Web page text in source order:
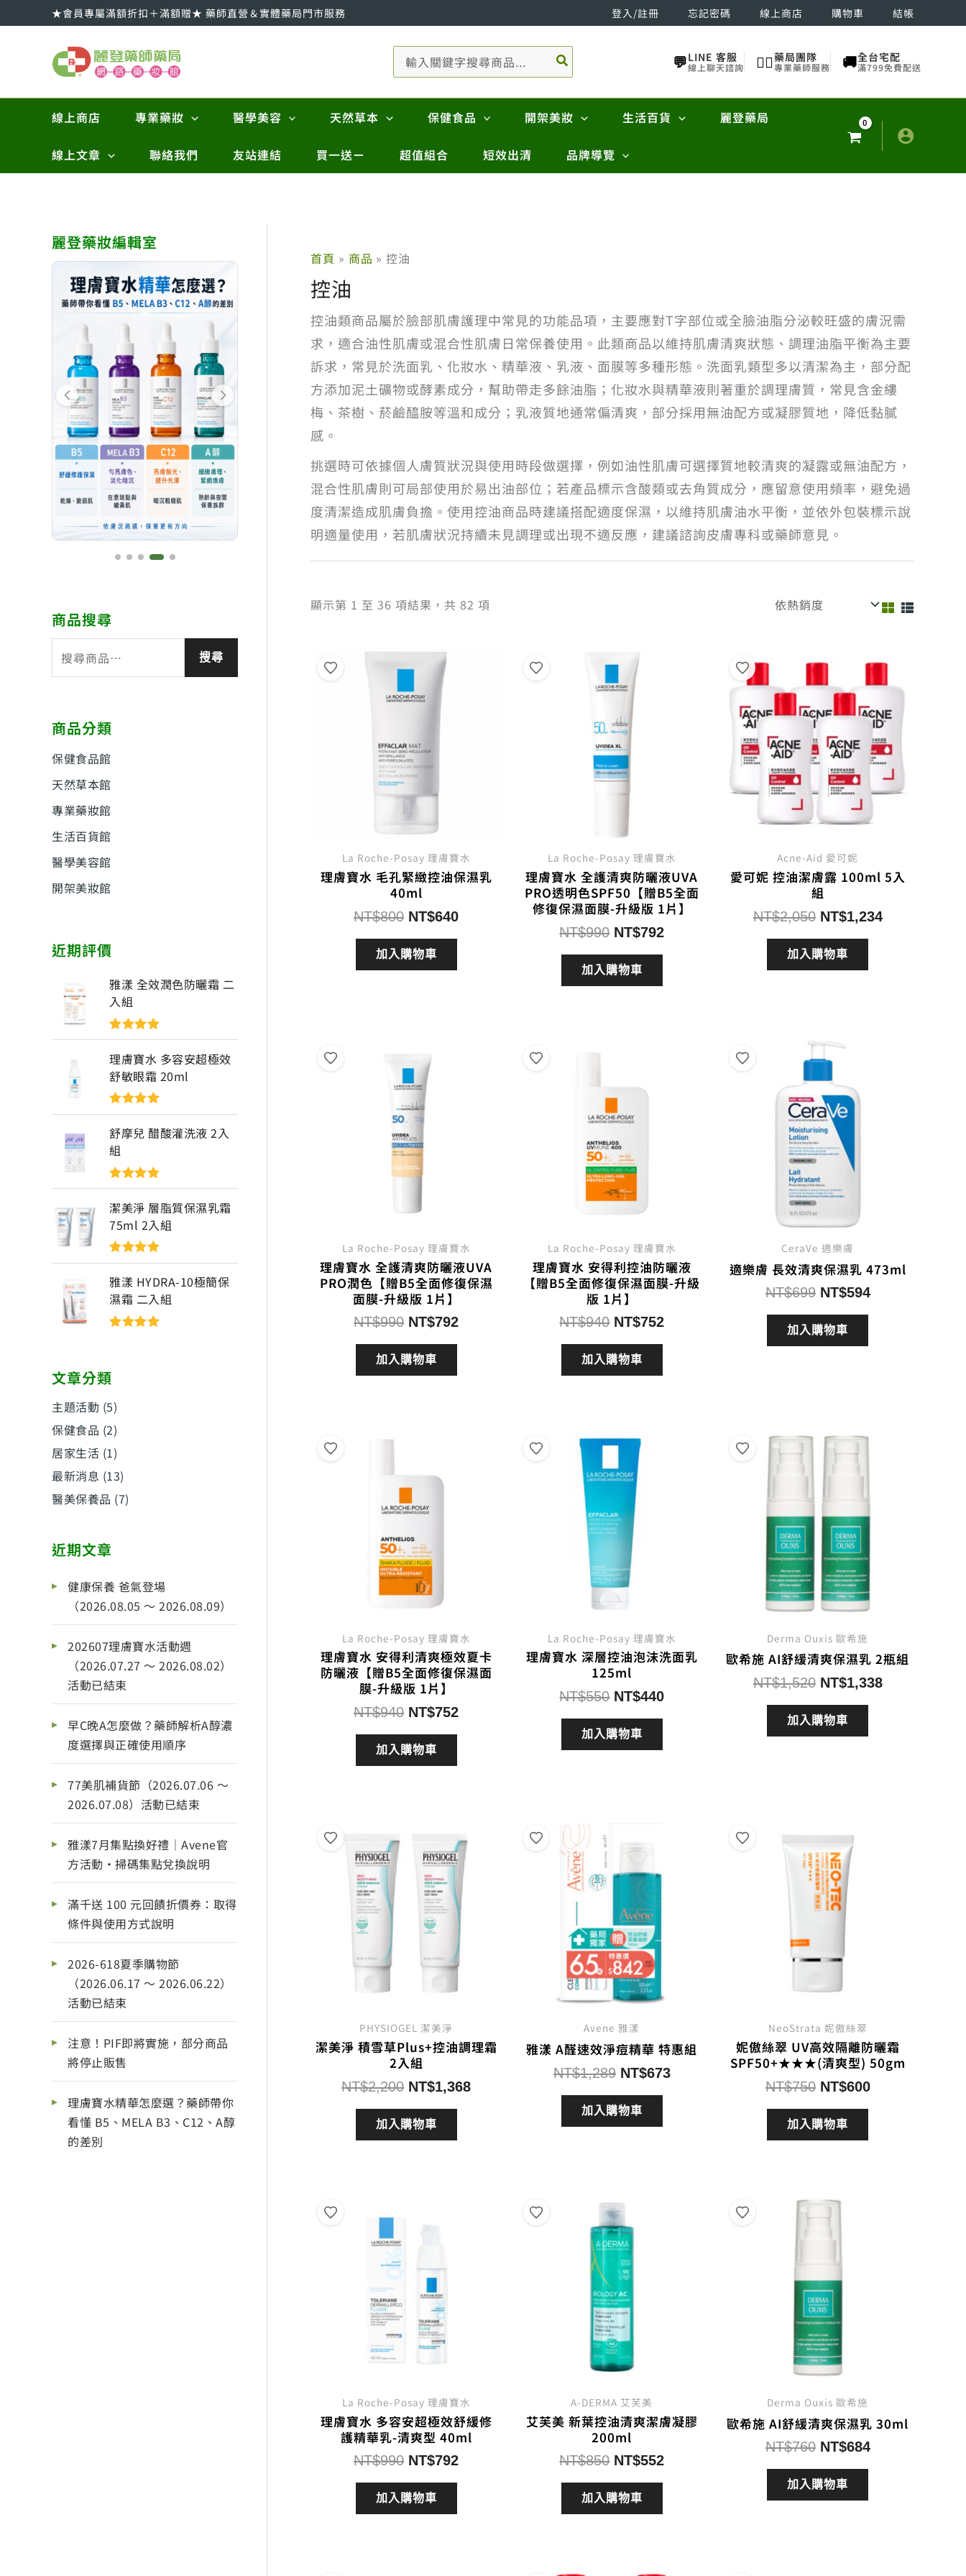
至
★會員專屬滿額折扣＋滿額贈★ 藥師直營＆實體藥局門市服務 登入/註冊 忘記密碼 線上商店 購物車 結帳
尋：
💬LINE 客服
線上聊天諮詢 👨‍⚕️藥局團隊
專業藥師服務 🚚全台宅配
滿799免費配送
線上商店 專業藥妝 醫學美容 天然草本 保健食品 開架美妝 生活百貨 麗登藥局
線上文章 聯絡我們 友站連結 買一送ㄧ 超值組合 短效出清 品牌導覽
麗登藥妝編輯室
商品搜尋
尋
字
搜尋
商品分類
保健食品館
天然草本館
專業藥妝館
生活百貨館
醫學美容館
開架美妝館
近期評價
雅漾 全效潤色防曬霜 二
入組
評分5滿分
5
理膚寶水 多容安超極效
舒敏眼霜 20ml
評分5滿分
5
舒摩兒 醋酸灌洗液 2入
組
評分5滿分
5
潔美淨 層脂質保濕乳霜
75ml 2入組
評分5滿分
5
雅漾 HYDRA-10極簡保
濕霜 二入組
文章分類
主題活動 (5)
保健食品 (2)
居家生活 (1)
最新消息 (13)
醫美保養品 (7)
近期文章
健康保養 爸氣登場
（2026.08.05 ～ 2026.08.09）
202607理膚寶水活動週
（2026.07.27 ～ 2026.08.02）
活動已結束
早C晚A怎麼做？藥師解析A醇濃
度選擇與正確使用順序
77美肌補貨節（2026.07.06 ～
2026.07.08）活動已結束
雅漾7月集點換好禮｜Avene官
方活動・掃碼集點兌換說明
滿千送 100 元回饋折價券：取得
條件與使用方式說明
2026-618夏季購物節
（2026.06.17 ～ 2026.06.22）
活動已結束
注意！PIF即將實施，部分商品
將停止販售
理膚寶水精華怎麼選？藥師帶你
看懂 B5、MELA B3、C12、A醇
的差別
首頁 商品 控油
控油
控油類商品屬於臉部肌膚護理中常見的功能品項，主要應對T字部位或全臉油脂分泌較旺盛的膚況需
求，適合油性肌膚或混合性肌膚日常保養使用。此類商品以維持肌膚清爽狀態、調理油脂平衡為主要
訴求，常見於洗面乳、化妝水、精華液、乳液、面膜等多種形態。洗面乳類型多以清潔為主，部分配
方添加泥土礦物或酵素成分，幫助帶走多餘油脂；化妝水與精華液則著重於調理膚質，常見含金縷
梅、茶樹、菸鹼醯胺等溫和成分；乳液質地通常偏清爽，部分採用無油配方或凝膠質地，降低黏膩
感。
挑選時可依據個人膚質狀況與使用時段做選擇，例如油性肌膚可選擇質地較清爽的凝露或無油配方，
混合性肌膚則可局部使用於易出油部位；若產品標示含酸類或去角質成分，應留意使用頻率，避免過
度清潔造成肌膚負擔。使用控油商品時建議搭配適度保濕，以維持肌膚油水平衡，並依外包裝標示說
明適量使用，若肌膚狀況持續未見調理或出現不適反應，建議諮詢皮膚專科或藥師意見。
顯示第 1 至 36 項結果，共 82 項
La Roche-Posay 理膚寶水
理膚寶水 毛孔緊緻控油保濕乳
40ml
NT$800 原
價
格：
NT$640目
加入購物車
La Roche-Posay 理膚寶水
理膚寶水 全護清爽防曬液UVA
PRO透明色SPF50【贈B5全面
修復保濕面膜-升級版 1片】
NT$990 原
價
格：
NT$792
加入購物車
Acne-Aid 愛可妮
愛可妮 控油潔膚露 100ml 5入
組
NT$2,050 原
價
格：
NT$1,234目
加入購物車
La Roche-Posay 理膚寶水
理膚寶水 全護清爽防曬液UVA
PRO潤色【贈B5全面修復保濕
面膜-升級版 1片】
NT$990 原
價
格：
NT$792
加入購物車
La Roche-Posay 理膚寶水
理膚寶水 安得利控油防曬液
【贈B5全面修復保濕面膜-升級
版 1片】
NT$940 原
價
格：
NT$752
加入購物車
CeraVe 適樂膚
適樂膚 長效清爽保濕乳 473ml
NT$699 原
價
格：
NT$594目
加入購物車
La Roche-Posay 理膚寶水
理膚寶水 安得利清爽極效夏卡
防曬液【贈B5全面修復保濕面
膜-升級版 1片】
NT$940 原
價
格：
NT$752
加入購物車
La Roche-Posay 理膚寶水
理膚寶水 深層控油泡沫洗面乳
125ml
NT$550 原
價
格：
NT$440目
加入購物車
Derma Ouxis 歐希施
歐希施 AI舒緩清爽保濕乳 2瓶組
NT$1,520 原
價
格：
NT$1,338目
加入購物車
PHYSIOGEL 潔美淨
潔美淨 積雪草Plus+控油調理霜
2入組
NT$2,200 原
價
格：
NT$1,368目
加入購物車
Avene 雅漾
雅漾 A醛速效淨痘精華 特惠組
NT$1,289 原
價
格：
NT$673目
加入購物車
NeoStrata 妮傲絲翠
妮傲絲翠 UV高效隔離防曬霜
SPF50+★★★(清爽型) 50gm
NT$750 原
價
格：
NT$600目
加入購物車
La Roche-Posay 理膚寶水
理膚寶水 多容安超極效舒緩修
護精華乳-清爽型 40ml
NT$990 原
價
格：
NT$792
加入購物車
A-DERMA 艾芙美
艾芙美 新葉控油清爽潔膚凝膠
200ml
NT$850 原
價
格：
NT$552
加入購物車
Derma Ouxis 歐希施
歐希施 AI舒緩清爽保濕乳 30ml
NT$760 原
價
格：
NT$684目
加入購物車